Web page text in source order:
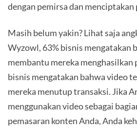
dengan pemirsa dan
Masih belum yakin? Lihat saja
Wyzowl, 63% bisnis mengatakan
membantu mereka menghasilkan
bisnis mengatakan bahwa video
mereka menutup transaksi. Jika
menggunakan video sebagai
pemasaran konten Anda, Anda